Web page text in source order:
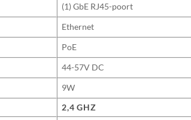
(1) GbE RJ45-poort
Ethernet
PoE
44-57V DC
9W
2,4 GHZ